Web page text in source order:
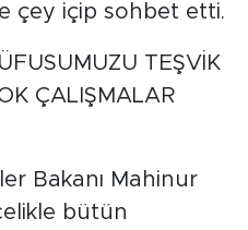
çey içip sohbet etti.
TEŞVİK
ÇALIŞMALAR
Bakanı Mahinur
bütün